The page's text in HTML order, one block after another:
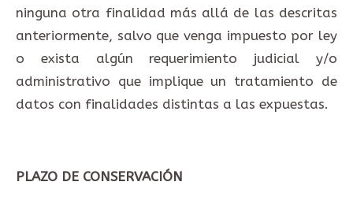
ninguna otra finalidad más allá de las descritas
anteriormente, salvo que venga impuesto por ley
o exista algún requerimiento judicial y/o
administrativo que implique un tratamiento de
datos con finalidades distintas a las expuestas.
PLAZO DE CONSERVACIÓN